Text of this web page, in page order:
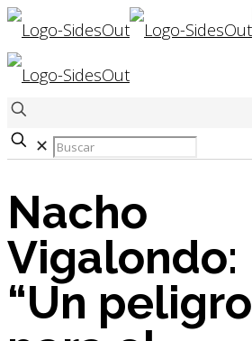
✕
Nacho
Vigalondo:
“Un peligro